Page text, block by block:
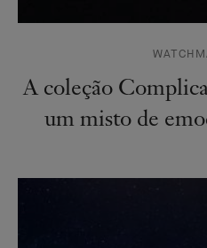
A coleção
um misto de